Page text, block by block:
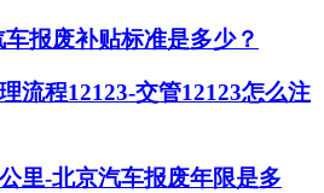
报废补贴标准是多少？
流程12123-交管12123怎么注
里-北京汽车报废年限是多